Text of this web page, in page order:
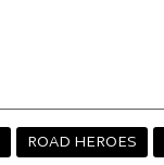
ROAD HEROES